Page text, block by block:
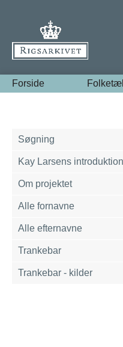
Forside
Søgning
Kay Larsens introduktion
Om projektet
Alle fornavne
Alle efternavne
Trankebar
Trankebar - kilder